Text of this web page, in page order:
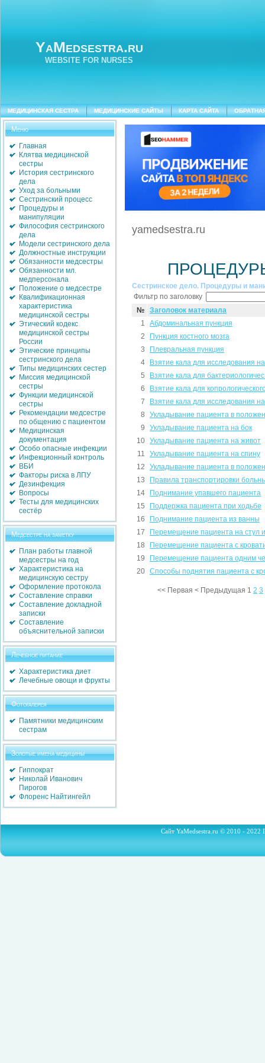
YaMedsestra.ru
WEBSITE FOR NURSES
МЕДИЦИНСКАЯ СЕСТРА МЕДИЦИНСКИЕ САЙТЫ КАРТА САЙТА
Меню
Главная
Клятва медицинской
сестры
История сестринского
дела
Уход за больными
Сестринский процесс
Процедуры и
манипуляции
Философия сестринского
дела
Модели сестринского дела
Должностные инструкции
Обязанности медсестры
Обязанности мл.
медперсонала
Положение о медсестре
Квалификационная
характеристика
медицинской сестры
Этический кодекс
медицинской сестры
России
Этические принципы
сестринского дела
Типы медицинских сестер
Миссия медицинской
сестры
Функции медицинской
сестры
Рекомендации медсестре
по общению с пациентом
Медицинская
документация
Особо опасные инфекции
Инфекционный контроль
ВБИ
Факторы риска в ЛПУ
Дезинфекция
Вопросы
Тесты для медицинских
сестёр
Медсестре на заметку
План работы главной
медсестры на год
Характеристика на
медицинскую сестру
Оформление протокола
Составление справки
Составление докладной
записки
Составление
объяснительной записки
Лечебное питание
Характеристика диет
Лечебные овощи и фрукты
Фотогалерея
Памятники медицинским
сестрам
Золотые имена медицины
Гиппократ
Николай Иванович
Пирогов
Флоренс Найтингейл
yamedsestra.ru
Сестринское дело. Процедуры и
Фильтр по заголовку
№
Заголовок материала
1
Абдоминальная пункция
2
Пункция костного мозга
3
Плевральная пункция
4
Взятие кала для исследования
5
Взятие кала для
6
Взятие кала для
7
Взятие кала для исследования
8
Укладывание пациента в
9
Укладывание пациента на бок
10 Укладывание пациента на живот
11
Укладывание пациента на спину
12
Укладывание пациента в
13
Правила транспортировки
14
Поднимание упавшего пациента
15
Поддержка пациента при ходьбе
16
Поднимание пациента из ванны
17
Перемещение пациента на стул
18
Перемещение пациента с
19
Перемещение пациента одним
20 Способы поднятия пациента с
<< Первая < Предыдущая 1 2 3
Сайт YaMedsestra.ru © 2010 - 2022